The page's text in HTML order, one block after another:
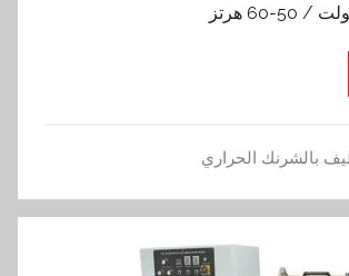
بالشرنك الحراري